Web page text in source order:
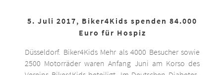
5. Juli 2017, Biker4Kids spenden 84.000
Euro für Hospiz
Düsseldorf. Biker4Kids Mehr als 4000 Besucher sowie
2500 Motorräder waren Anfang Juni am Korso des